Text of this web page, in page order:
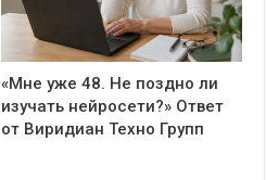
«Мне уже 48. Не поздно ли
изучать нейросети?» Ответ
от Виридиан Техно Групп